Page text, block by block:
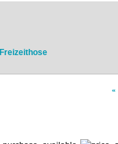
Freizeithose
«